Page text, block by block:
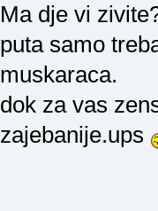
Ma dje vi
puta samo
muskaraca.
dok za vas
zajebanije.ups